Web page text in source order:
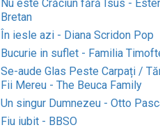
Nu este Crăciun fără Isus -
Bretan
În iesle azi - Diana Scridon Pop
Bucurie in suflet - Familia
Se-aude Glas Peste Carpați /
Fii Mereu - The Beuca Family
Un singur Dumnezeu - Otto
Fiu iubit - BBSO